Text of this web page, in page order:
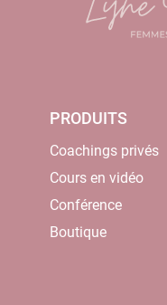
PRODUITS
Coachings privés
Cours en vidéo
Conférence
Boutique